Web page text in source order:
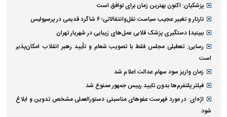
پزشکیان: اکنون بهترین زمان برای توافق است
تارتار و تغییر عجیب سیاست نقل‌وانتقالاتی؛ ۶ شاگرد قدیمی در پرسپولیس
ببینید| دستگیری پزشک قلابی عمل‌های زیبایی در شهریار تهران
رسایی: تعطیلی مجلس فقط با تصویب شعام و تأیید رهبر انقلاب امکان‌پذیر
است
زمان واریز سود سهام عدالت اعلام شد
فیلتر پلتفرم‌ها بدون تایید رییس جمهور ممنوع شد
اژه‌ای: در مورد فهرست عفو‌های مناسبتی دستورالعملی مشخص تدوین و ابلاغ
شود